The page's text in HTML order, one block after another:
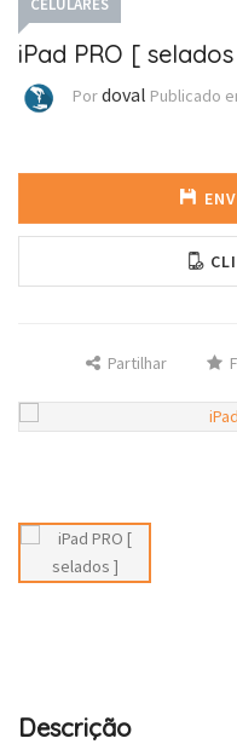
CELULARES
iPad PRO [
Pordoval Publicado
Partilhar
Descrição